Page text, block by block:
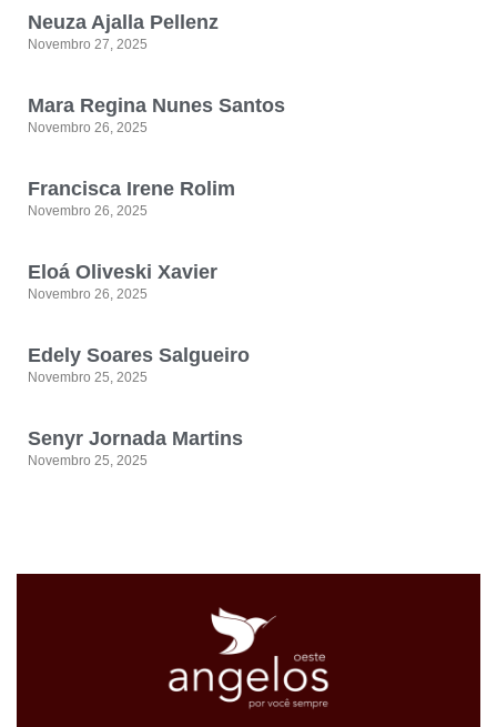
Neuza Ajalla Pellenz
Novembro 27, 2025
Mara Regina Nunes Santos
Novembro 26, 2025
Francisca Irene Rolim
Novembro 26, 2025
Eloá Oliveski Xavier
Novembro 26, 2025
Edely Soares Salgueiro
Novembro 25, 2025
Senyr Jornada Martins
Novembro 25, 2025